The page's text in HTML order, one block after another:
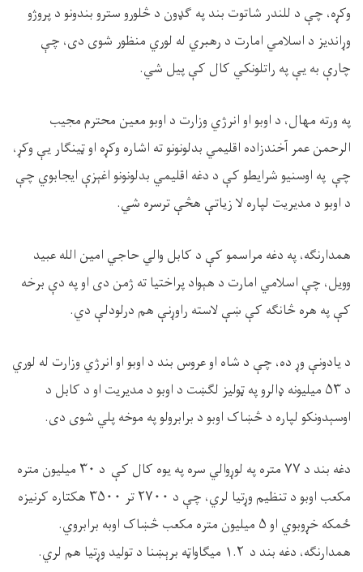
وکړه، چې د للندر شاتوت بند په ګډون د څلورو سترو بندونو د پروژو
وړاندیز د اسلامي امارت د رهبري له لوري منظور شوی دی، چې
چارې به یې په راتلونکي کال کې پیل شي.
په ورته مهال، د اوبو او انرژي وزارت د اوبو معین محترم مجیب
الرحمن عمر آخندزاده اقلیمي بدلونونو ته اشاره وکړه او ټينګار یې وکړ،
چې په اوسنیو شرایطو کې د دغه اقلیمي بدلونونو اغېزې ایجابوي چې
د اوبو د مدیریت لپاره لا زیاتې هڅې ترسره شي.
همدارنګه، په دغه مراسمو کې د کابل والي حاجي امین الله عبید
وویل، چې اسلامي امارت د هېواد پراختیا ته ژمن دی او په دې برخه
کې په هره څانګه کې ښې لاسته راوړنې هم درلودلې دي.
د یادونې وړ ده، چې د شاه او عروس بند د اوبو او انرژي وزارت له لوري
د۵۳ میلیونه ډالرو په ټولیز لګښت د اوبو د مدیریت او د کابل د
اوسېدونکو لپاره د څښاک اوبو د برابرولو په موخه پلي شوی دی.
دغه بند د ۷۷ متره په لوړوالي سره په یوه کال کې د ۳۰ میلیون متره
مکعب اوبو د تنظیم وړتیا لري، چې د ۲۷۰۰تر ۳۵۰۰ هکتاره کرنیزه
ځمکه خړوبوي او۵ میلیون متره مکعب څښاک اوبه برابروي.
همدارنګه، دغه بند د ۱.۲ میګاواټه برېښنا د تولید وړتیا هم لري.